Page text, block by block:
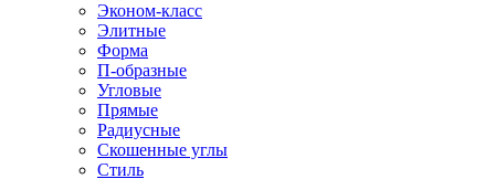
Эконом-класс
Элитные
Форма
П-образные
Угловые
Прямые
Радиусные
Скошенные углы
Стиль